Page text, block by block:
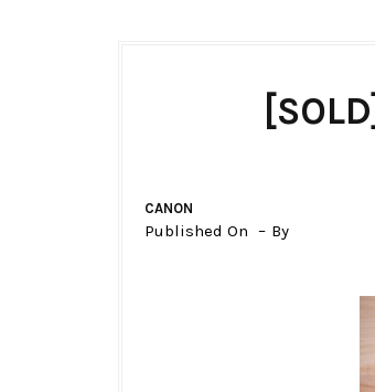
CANON
Published On By